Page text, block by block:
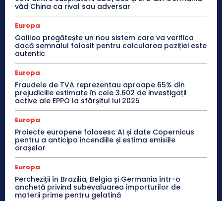
văd China ca rival sau adversar
Europa
Galileo pregătește un nou sistem care va verifica
dacă semnalul folosit pentru calcularea poziției este
autentic
Europa
Fraudele de TVA reprezentau aproape 65% din
prejudiciile estimate în cele 3.602 de investigații
active ale EPPO la sfârșitul lui 2025
Europa
Proiecte europene folosesc AI și date Copernicus
pentru a anticipa incendiile și estima emisiile
orașelor
Europa
Percheziții în Brazilia, Belgia și Germania într-o
anchetă privind subevaluarea importurilor de
materii prime pentru gelatină